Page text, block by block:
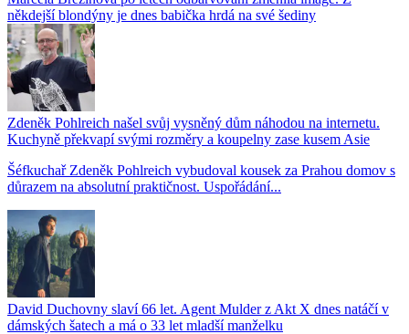
někdejší blondýny je dnes babička hrdá na své šediny
Zdeněk Pohlreich našel svůj vysněný dům náhodou na internetu.
Kuchyně překvapí svými rozměry a koupelny zase kusem Asie
Šéfkuchař Zdeněk Pohlreich vybudoval kousek za Prahou domov s
důrazem na absolutní praktičnost. Uspořádání...
David Duchovny slaví 66 let. Agent Mulder z Akt X dnes natáčí v
dámských šatech a má o 33 let mladší manželku